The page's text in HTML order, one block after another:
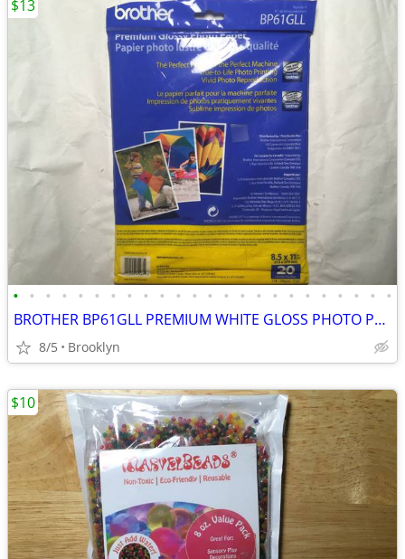
• • • • • • • • • • • • • • • • • • • • • • • •
BROTHER BP61GLL PREMIUM WHITE GLOSS PHOTO PAPER 20 PCS 8.5x11" 51LB IN
8/5 Brooklyn
$13
$10